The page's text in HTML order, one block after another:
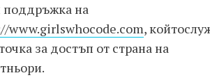
поддръжка на
www.girlswhocode.com,
за достъп от страна на